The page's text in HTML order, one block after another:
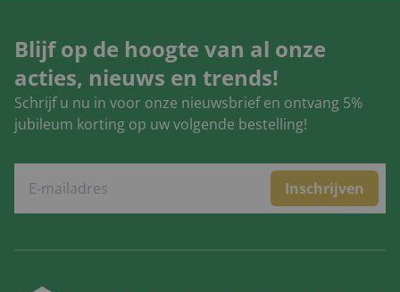
Blijf op de hoogte van al onze
acties, nieuws en trends!
Schrijf u nu in voor onze nieuwsbrief en ontvang 5%
jubileum korting op uw volgende bestelling!
Inschrijven